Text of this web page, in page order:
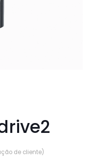
de cliente)